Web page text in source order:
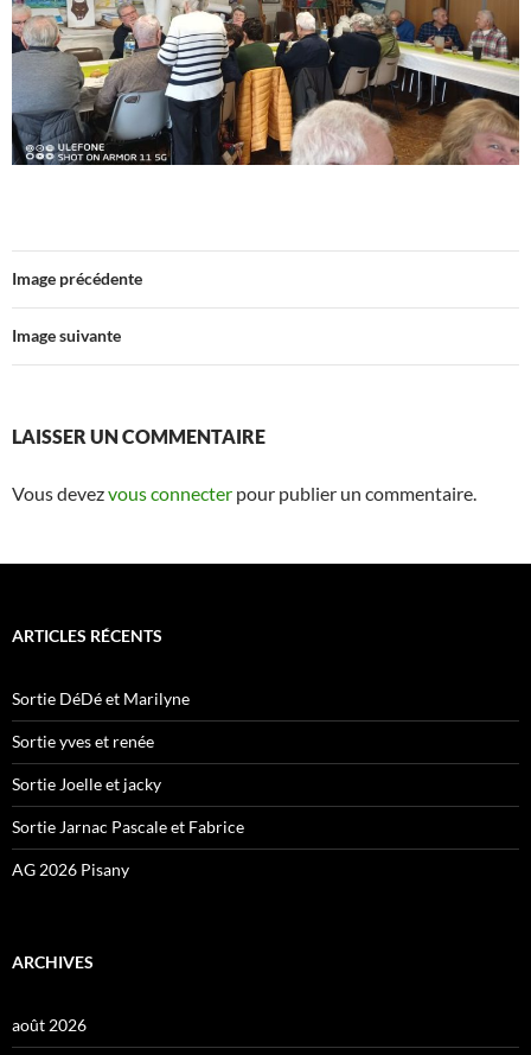
Image précédente
Image suivante
LAISSER UN COMMENTAIRE
Vous devezvous connecter pour publier un commentaire.
ARTICLES RÉCENTS
Sortie DéDé et Marilyne
Sortie yves et renée
Sortie Joelle et jacky
Sortie Jarnac Pascale et Fabrice
AG 2026 Pisany
ARCHIVES
août 2026